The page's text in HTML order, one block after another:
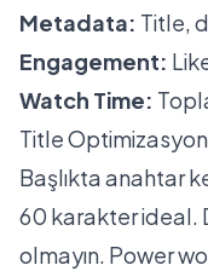
Metadata: Title,
Engagement:
Watch Time:
Title
Başlıkta anahtar
60 karakter ideal.
olmayın. Power